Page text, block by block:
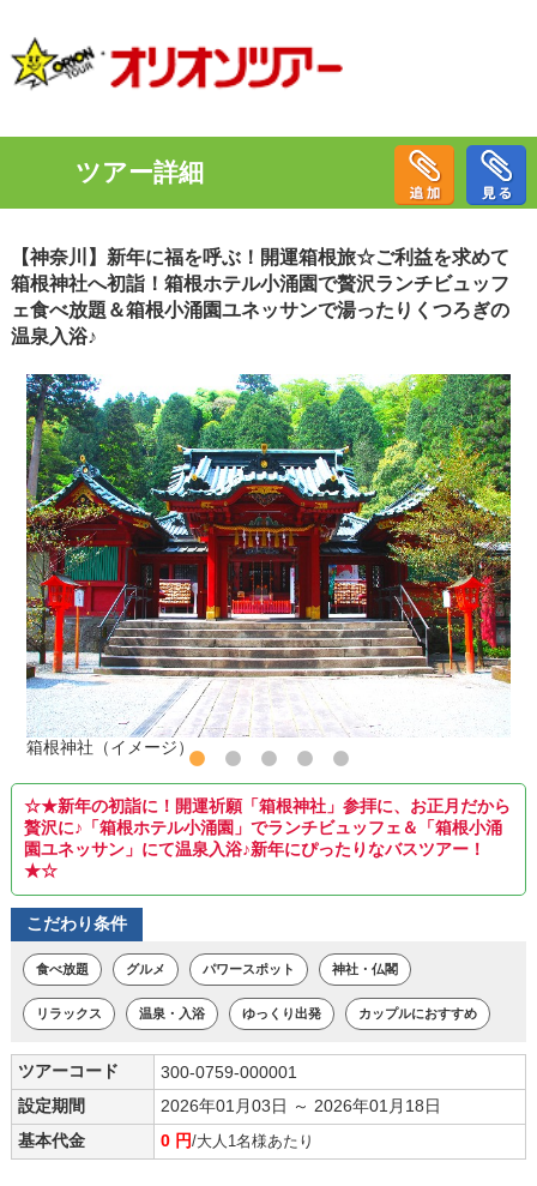
ツアー詳細
【神奈川】新年に福を呼ぶ！開運箱根旅☆ご利益を求めて
箱根神社へ初詣！箱根ホテル小涌園で贅沢ランチビュッフ
ェ食べ放題＆箱根小涌園ユネッサンで湯ったりくつろぎの
温泉入浴♪
箱根神社（イメージ）
☆★新年の初詣に！開運祈願「箱根神社」参拝に、お正月だから
贅沢に♪「箱根ホテル小涌園」でランチビュッフェ＆「箱根小涌
園ユネッサン」にて温泉入浴♪新年にぴったりなバスツアー！
★☆
こだわり条件
食べ放題 グルメ パワースポット 神社・仏閣
リラックス 温泉・入浴 ゆっくり出発 カップルにおすすめ
ツアーコード
300-0759-000001
設定期間
2026年01月03日 ～ 2026年01月18日
基本代金
0 円/大人1名様あたり